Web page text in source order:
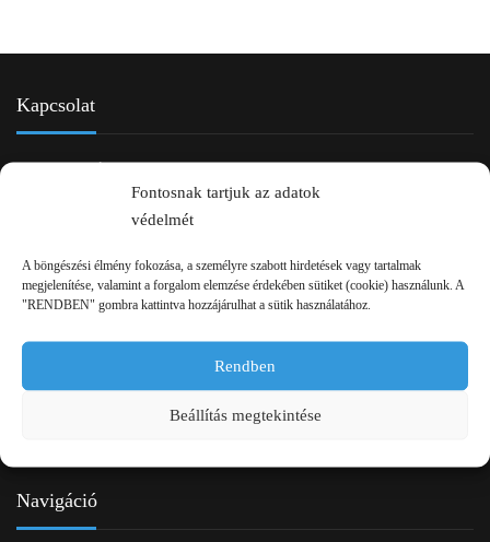
Fontosnak tartjuk az adatok
védelmét
A böngészési élmény fokozása, a személyre szabott hirdetések vagy tartalmak
megjelenítése, valamint a forgalom elemzése érdekében sütiket (cookie) használunk. A
"RENDBEN" gombra kattintva hozzájárulhat a sütik használatához.
Rendben
Beállítás megtekintése
Kapcsolat
2750 Nagykőrös Alsójárás d. 1/a
+36 53 552 283
Navigáció